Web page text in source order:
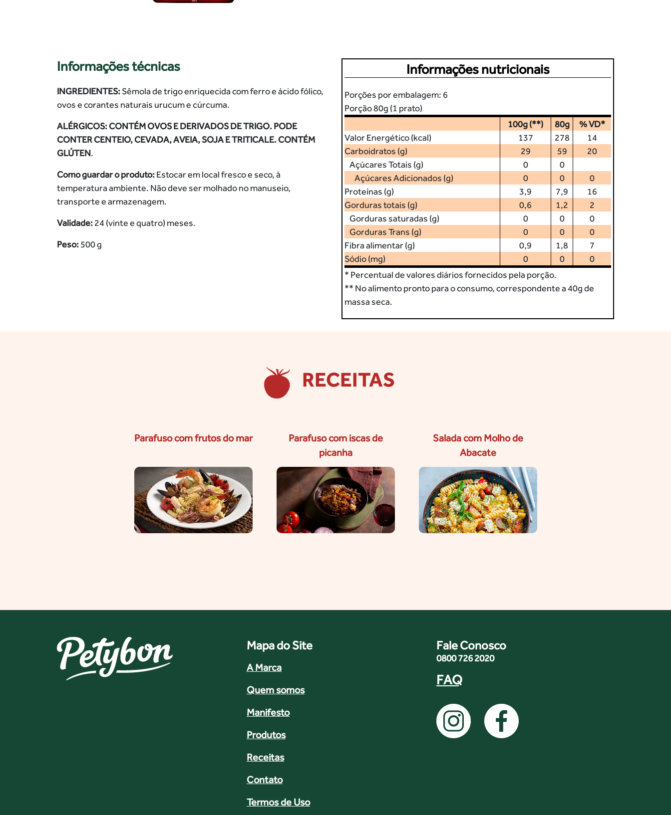
Informações técnicas
INGREDIENTES: Sêmola de trigo enriquecida com ferro e ácido fólico,
ovos e corantes naturais urucum e cúrcuma.
ALÉRGICOS: CONTÉM OVOS E DERIVADOS DE TRIGO. PODE
CONTER CENTEIO, CEVADA, AVEIA, SOJA E TRITICALE. CONTÉM
GLÚTEN.
Como guardar o produto: Estocar em local fresco e seco, à
temperatura ambiente. Não deve ser molhado no manuseio,
transporte e armazenagem.
Validade: 24 (vinte e quatro) meses.
Peso: 500 g
Informações nutricionais
Porções por embalagem: 6
Porção 80g (1 prato)
100g (**)
80g
% VD*
Valor Energético (kcal)
137 278
14
Carboidratos (g)
29 59
20
Açúcares Totais (g)
0
0
Açúcares Adicionados (g)
0 0
0
Proteínas (g)
3,9 7,9
16
Gorduras totais (g)
0,6 1,2
2
Gorduras saturadas (g)
0 0
0
Gorduras Trans (g)
0 0
0
Fibra alimentar (g)
0,9 1,8
7
Sódio (mg)
0 0
0
* Percentual de valores diários fornecidos pela porção.
** No alimento pronto para o consumo, correspondente a 40g de
massa seca.
RECEITAS
Parafuso com frutos do mar
Parafuso com iscas de
picanha
Salada com Molho de
Abacate
Mapa do Site
A Marca
Quem somos
Manifesto
Produtos
Receitas
Contato
Termos de Uso
Fale Conosco
0800 726 2020
FAQ